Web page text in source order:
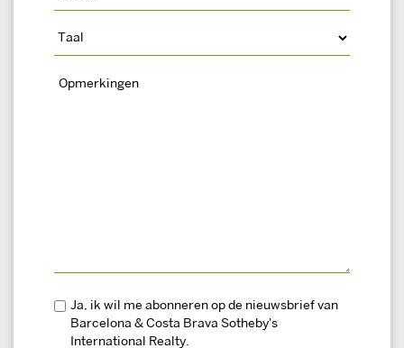
Ja, ik wil me abonneren op de nieuwsbrief van
Barcelona & Costa Brava Sotheby's
International Realty.